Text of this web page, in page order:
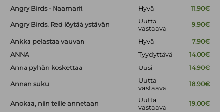
Angry Birds - Naamarit Hyvä 11.90€
Angry Birds. Red löytää ystävän
Uutta
vastaava
9.90€
Ankka pelastaa vauvan Hyvä
7.90€
ANNA
Tyydyttävä
14.00€
Anna pyhän koskettaa
Uusi 14.90€
Annan suku
Uutta
vastaava
18.90€
Anokaa, niin teille annetaan
Uutta
vastaava
19.00€